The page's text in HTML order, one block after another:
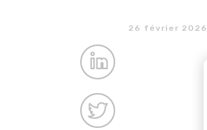
26 février 2026